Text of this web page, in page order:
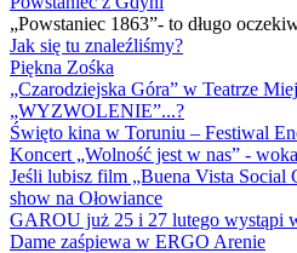
„Powstaniec 1863”- to długo
Jak się tu znaleźliśmy?
Piękna Zośka
„Czarodziejska Góra” w Teatrze
„WYZWOLENIE”...?
Święto kina w Toruniu – Festiwal
Koncert „Wolność jest w nas” -
Jeśli lubisz film „Buena Vista Social
show na Ołowiance
GAROU już 25 i 27 lutego wystąpi
Dame zaśpiewa w ERGO Arenie